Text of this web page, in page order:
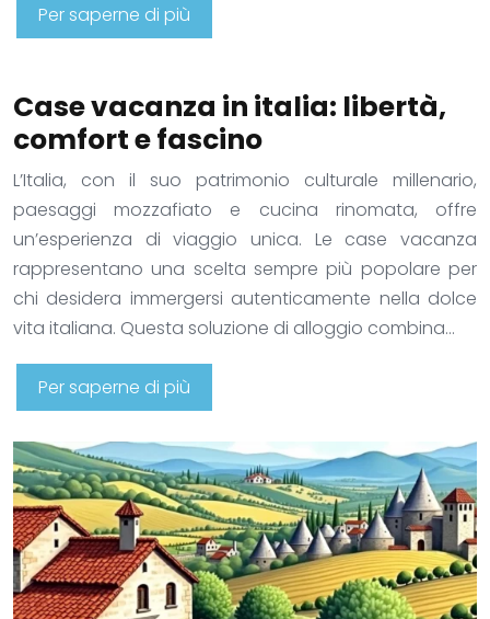
Per saperne di più
Case vacanza in italia: libertà,
comfort e fascino
L’Italia, con il suo patrimonio culturale millenario,
paesaggi mozzafiato e cucina rinomata, offre
un’esperienza di viaggio unica. Le case vacanza
rappresentano una scelta sempre più popolare per
chi desidera immergersi autenticamente nella dolce
vita italiana. Questa soluzione di alloggio combina…
Per saperne di più